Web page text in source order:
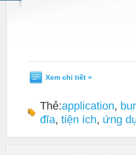
Xem chi tiết »
Thẻ:application,
đĩa, tiện ích, ứng